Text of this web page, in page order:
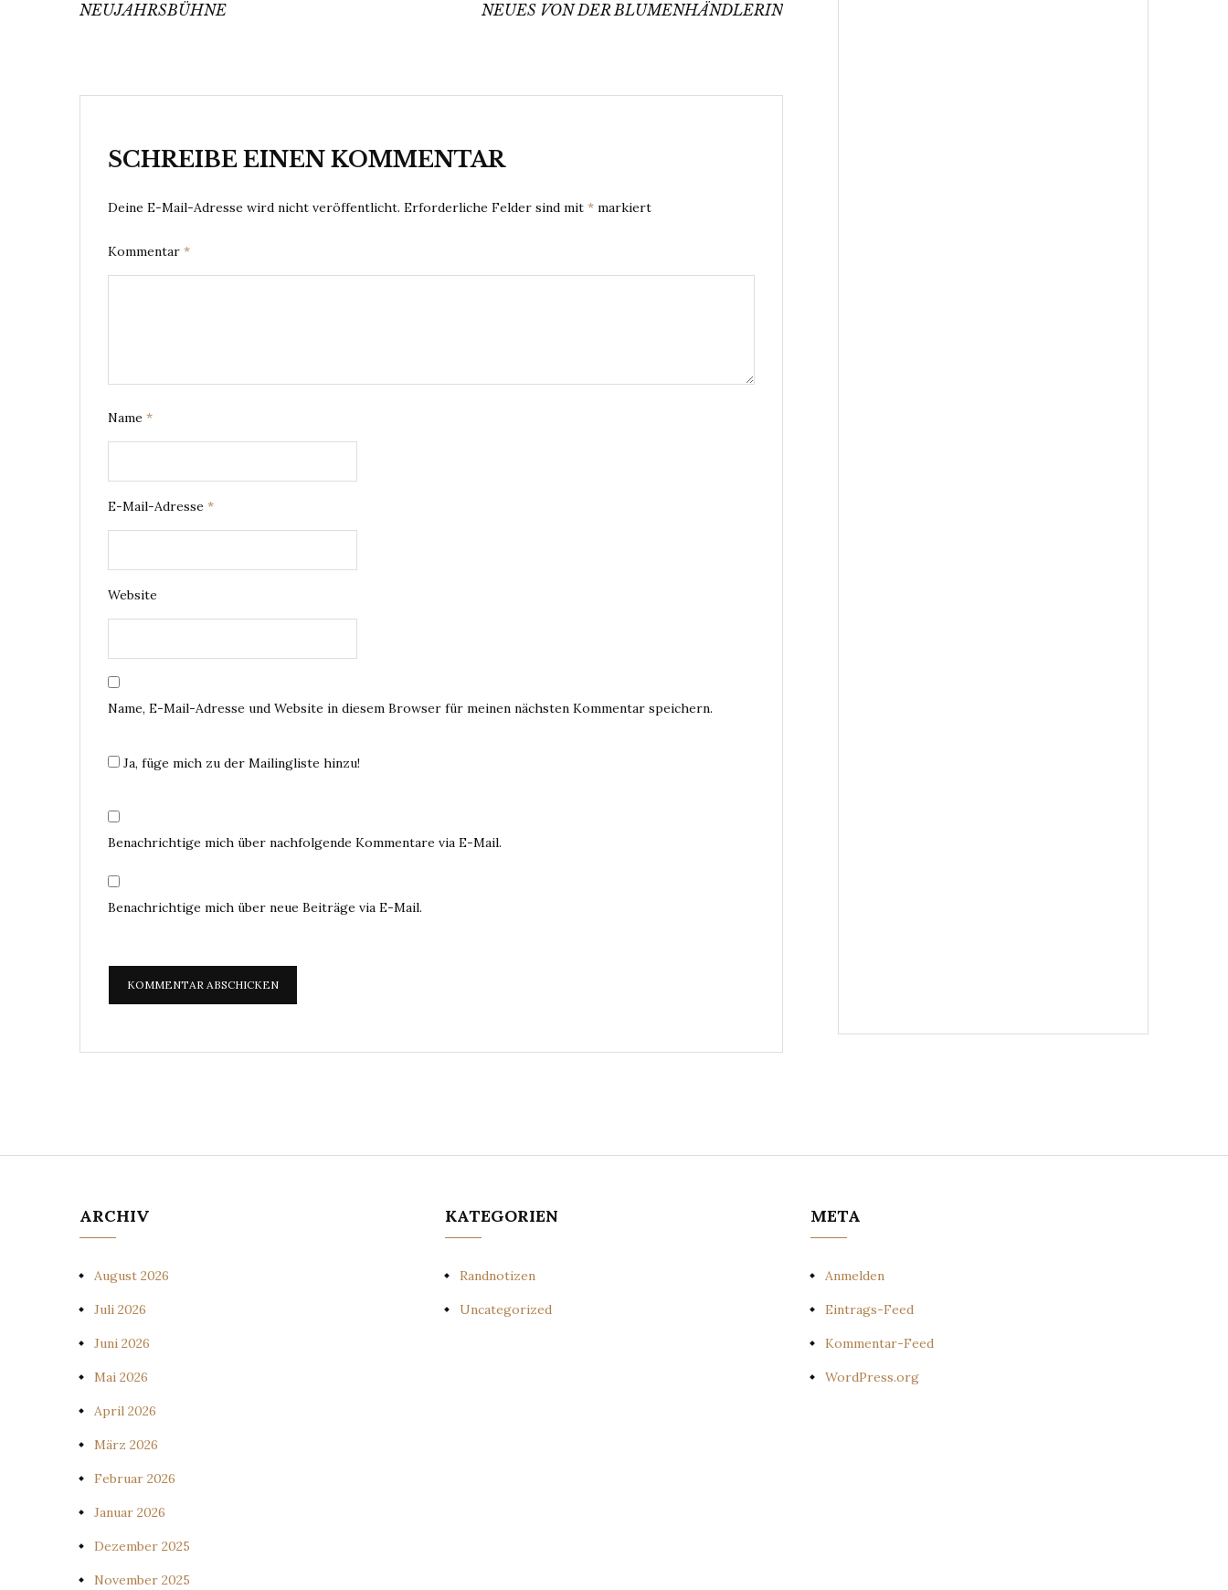
NEUES VON DER BLUMENHÄNDLERIN
NEUJAHRSBÜHNE
SCHREIBE EINEN KOMMENTAR
Deine E-Mail-Adresse wird nicht veröffentlicht. Erforderliche Felder sind mit * markiert
Kommentar *
Name *
E-Mail-Adresse *
Website
Name, E-Mail-Adresse und Website in diesem Browser für meinen nächsten Kommentar speichern.
Ja, füge mich zu der Mailingliste hinzu!
Benachrichtige mich über nachfolgende Kommentare via E-Mail.
Benachrichtige mich über neue Beiträge via E-Mail.
ARCHIV
August 2026
Juli 2026
Juni 2026
Mai 2026
April 2026
März 2026
Februar 2026
Januar 2026
Dezember 2025
November 2025
KATEGORIEN
Randnotizen
Uncategorized
META
Anmelden
Eintrags-Feed
Kommentar-Feed
WordPress.org